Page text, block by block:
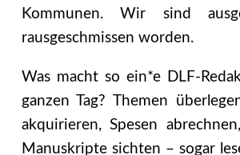
Kommunen. Wir sind
rausgeschmissen worden.
Was macht so ein*e DLF-
ganzen Tag? Themen
akquirieren, Spesen
Manuskripte sichten – sogar